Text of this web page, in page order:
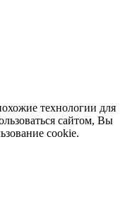
технологии для
сайтом, Вы
cookie.